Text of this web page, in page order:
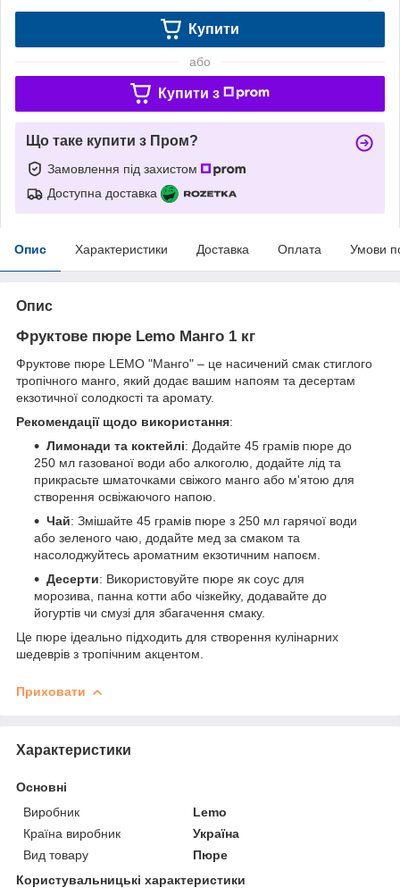
Купити
або
Купити з
Що таке купити з Пром?
Замовлення під захистом
Доступна доставка
Опис Характеристики Доставка Оплата Умови
Опис
Фруктове пюре Lemo Манго 1 кг
Фруктове пюре LEMO "Манго" – це насичений смак стиглого
тропічного манго, який додає вашим напоям та десертам
екзотичної солодкості та аромату.
Рекомендації щодо використання:
Лимонади та коктейлі: Додайте 45 грамів пюре до
250 мл газованої води або алкоголю, додайте лід та
прикрасьте шматочками свіжого манго або м'ятою для
створення освіжаючого напою.
Чай: Змішайте 45 грамів пюре з 250 мл гарячої води
або зеленого чаю, додайте мед за смаком та
насолоджуйтесь ароматним екзотичним напоєм.
Десерти: Використовуйте пюре як соус для
морозива, панна котти або чізкейку, додавайте до
йогуртів чи смузі для збагачення смаку.
Це пюре ідеально підходить для створення кулінарних
шедеврів з тропічним акцентом.
Приховати
Характеристики
Основні
Виробник
Lemo
Країна виробник
Україна
Вид товару
Пюре
Користувальницькі характеристики